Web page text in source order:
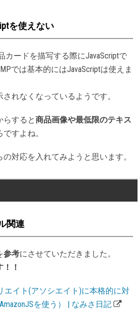
を使えない
カードを描写する際にJavaScriptで
では基本的にはJavaScriptは使えま
れなくなっているようです。
らすると商品画像や最低限のテキス
すよね。
対応を入れてみようと思います。
関連
参考にさせていただきました。
！
エイト(アソシエイト)に本格的に対
を使う） | なみさ日記